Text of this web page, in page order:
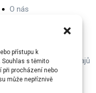
přístupu k
s těmito
procházení nebo
může nepříznivě
O nás
Ochrana osobních údajů
Kontaktujte nás